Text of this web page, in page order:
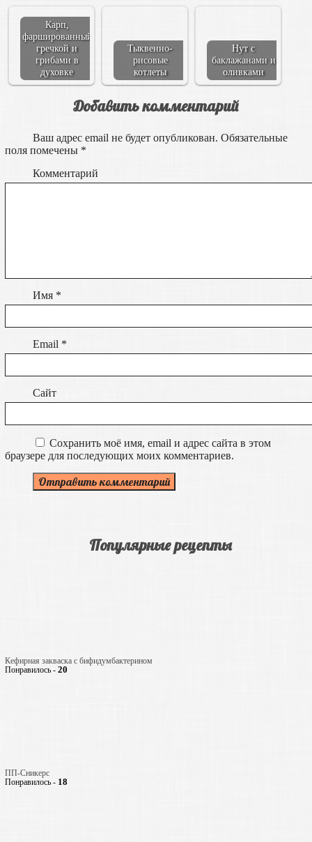
Карп,
фаршированный
гречкой и
грибами в
духовке
Тыквенно-
рисовые
котлеты
Нут с
баклажанами и
оливками
Добавить комментарий
Ваш адрес email не будет опубликован. Обязательные
поля помечены *
Комментарий
Имя *
Email *
Сайт
Сохранить моё имя, email и адрес сайта в этом
браузере для последующих моих комментариев.
Популярные рецепты
Кефирная закваска с бифидумбактерином
Понравилось - 20
ПП-Сникерс
Понравилось - 18